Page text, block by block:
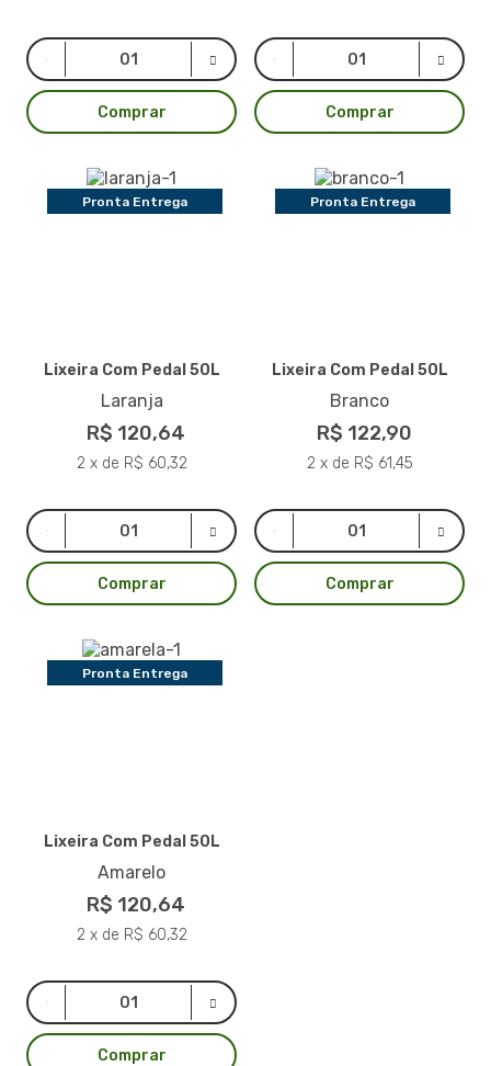
Comprar Comprar
Pronta Entrega
Lixeira Com Pedal 50L
Laranja
R$ 120,64
2 x de R$ 60,32
Comprar
Pronta Entrega
Lixeira Com Pedal 50L
Branco
R$ 122,90
2 x de R$ 61,45
Comprar
Pronta Entrega
Lixeira Com Pedal 50L
Amarelo
R$ 120,64
2 x de R$ 60,32
Comprar